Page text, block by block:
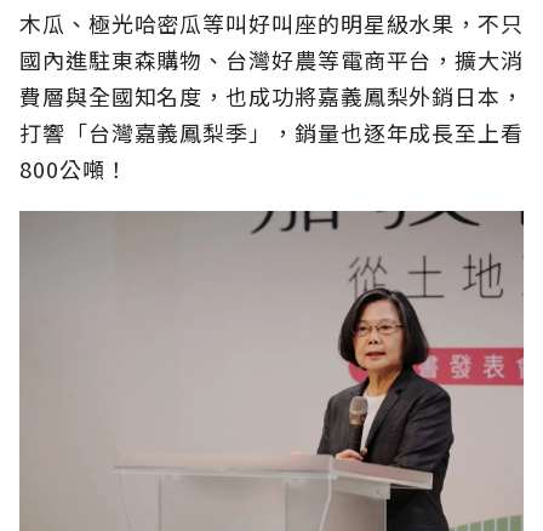
木瓜、極光哈密瓜等叫好叫座的明星級水果，不只
國內進駐東森購物、台灣好農等電商平台，擴大消
費層與全國知名度，也成功將嘉義鳳梨外銷日本，
打響「台灣嘉義鳳梨季」，銷量也逐年成長至上看
800公噸！